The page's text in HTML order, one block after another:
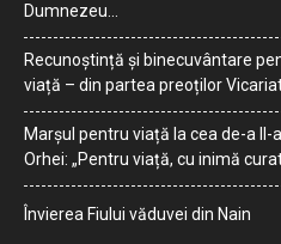
Dumnezeu…
Recunoștință și binecuvântare
viață – din partea preoților
Marșul pentru viață la cea de-a II-
Orhei: „Pentru viață, cu inimă
Învierea Fiului văduvei din Nain